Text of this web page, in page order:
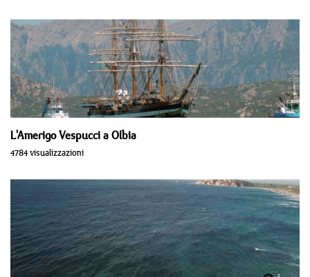
L'Amerigo Vespucci a Olbia
4784 visualizzazioni